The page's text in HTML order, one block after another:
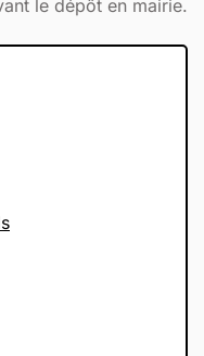
le dépôt en mairie.